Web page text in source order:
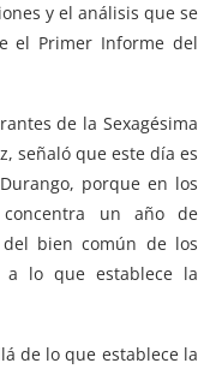
y el análisis que se
el Primer Informe del
de la Sexagésima
señaló que este día es
porque en los
un año de
bien común de los
a lo que establece la
de lo que establece la